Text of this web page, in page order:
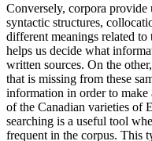
Conversely, corpora
syntactic structures,
different meanings related
helps us decide what
written sources. On the
that is missing from these
information in order to make
of the Canadian varieties of
searching is a useful tool
frequent in the corpus. This